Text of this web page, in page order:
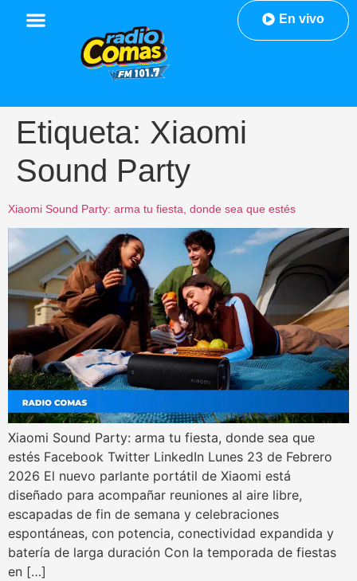
En vivo
Etiqueta: Xiaomi
Sound Party
Xiaomi Sound Party: arma tu fiesta, donde sea que estés
Xiaomi Sound Party: arma tu fiesta, donde sea que
estés Facebook Twitter LinkedIn Lunes 23 de Febrero
2026 El nuevo parlante portátil de Xiaomi está
diseñado para acompañar reuniones al aire libre,
escapadas de fin de semana y celebraciones
espontáneas, con potencia, conectividad expandida y
batería de larga duración Con la temporada de fiestas
en […]